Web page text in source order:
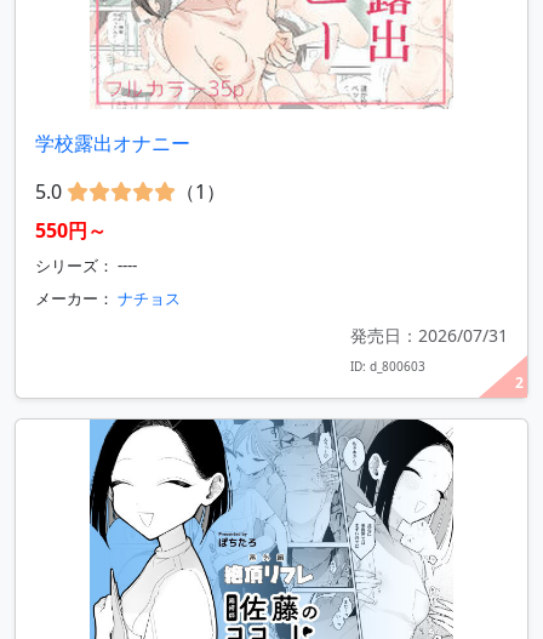
2
学校露出オナニー
5.0
（1）
550円～
シリーズ： ----
メーカー： ナチョス
発売日：2026/07/31
ID: d_800603